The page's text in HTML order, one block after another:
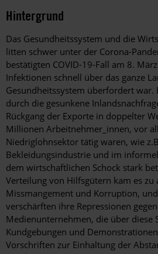
Hintergrund
Das Gesundheitssystem und die
litten schwer unter der Corona-
bestätigten COVID-19-Fall am 8.
Infektionen schnell über das ganze
Gesundheitssystem überfordert war.
durch die gesunkene
Rückgang der Exporte in doppelter
Millionen Arbeitnehmer_innen, vor
Niedriglohnsektor tätig waren, wie
Bekleidungsindustrie und im
dem wirtschaftlichen Schock stark
Verteilung von Hilfsgütern kam es zu
Missmangement und Korruption,
verschärften ihre Repressionen
Medienunternehmen, die über diese
Kundgebungen und
Vorschriften zur Einhaltung der